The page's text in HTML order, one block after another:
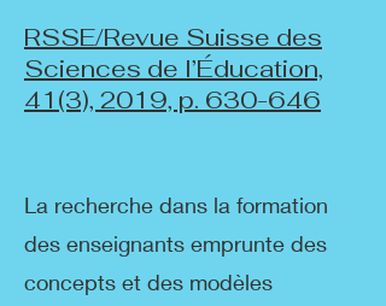
RSSE/Revue Suisse des
Sciences de l’Éducation,
41(3), 2019, p. 630-646
La recherche dans la formation
des enseignants emprunte des
concepts et des modèles